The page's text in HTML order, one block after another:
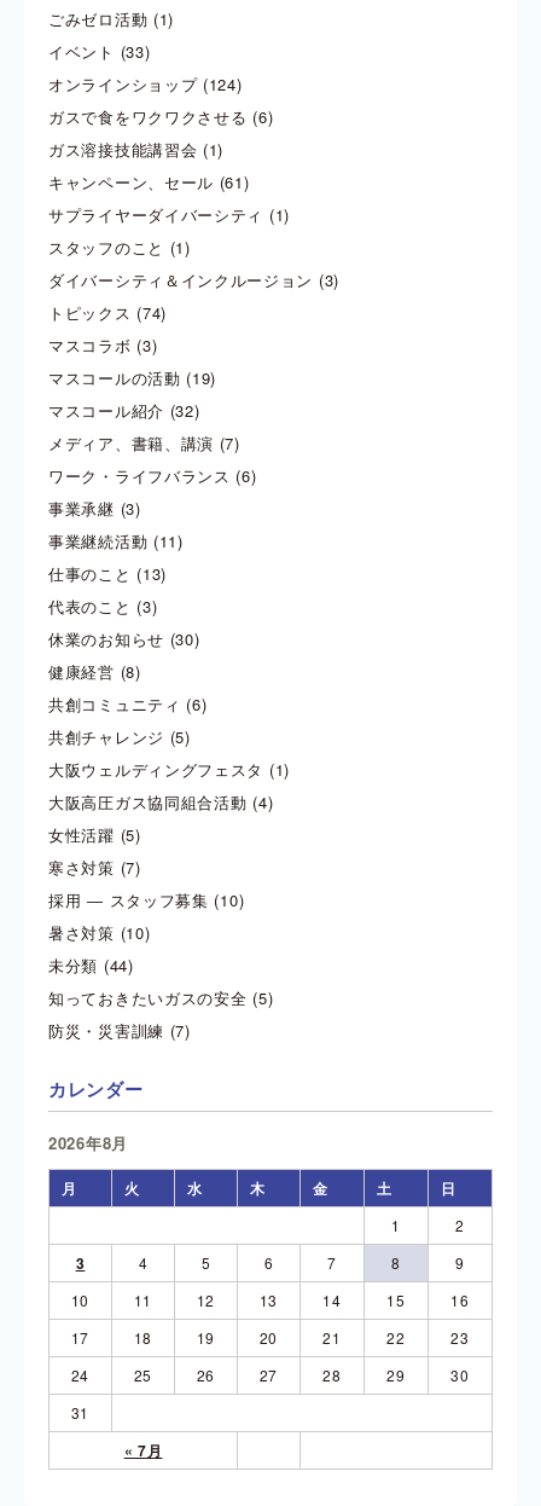
ごみゼロ活動 (1)
イベント (33)
オンラインショップ(124)
ガスで食をワクワクさせる (6)
ガス溶接技能講習会 (1)
キャンペーン、セール (61)
サプライヤーダイバーシティ (1)
スタッフのこと (1)
ダイバーシティ＆インクルージョン (3)
トピックス (74)
マスコラボ (3)
マスコールの活動 (19)
マスコール紹介 (32)
メディア、書籍、講演 (7)
ワーク・ライフバランス (6)
事業承継 (3)
事業継続活動 (11)
仕事のこと (13)
代表のこと (3)
休業のお知らせ (30)
健康経営 (8)
共創コミュニティ (6)
共創チャレンジ (5)
大阪ウェルディングフェスタ (1)
大阪高圧ガス協同組合活動 (4)
女性活躍 (5)
寒さ対策 (7)
採用 ― スタッフ募集 (10)
暑さ対策 (10)
未分類 (44)
知っておきたいガスの安全 (5)
防災・災害訓練 (7)
カレンダー
2026年8月
月 火 水 木 金 土 日
« 7月
1 2
3 4 5 6 7 8
9
10
11 12 13 14 15
16
17
18 19 20 21 22
23
24
25 26 27 28 29
30
31